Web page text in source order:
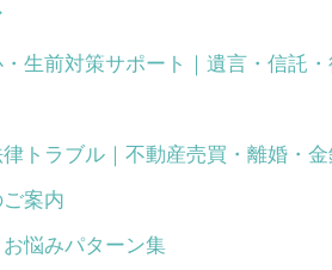
生前対策サポート｜遺言・信託
トラブル｜不動産売買・離婚・
案内
悩みパターン集